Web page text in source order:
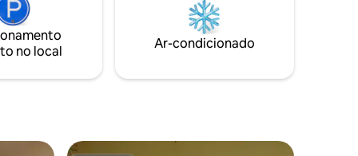
no local
Ar-condicionado